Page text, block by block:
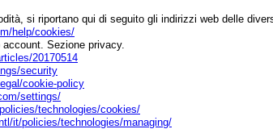
si riportano qui di seguito gli indirizzi web delle
help/cookies/
Sezione privacy.
20170514
security
cookie-policy
settings/
technologies/cookies/
it/policies/technologies/managing/